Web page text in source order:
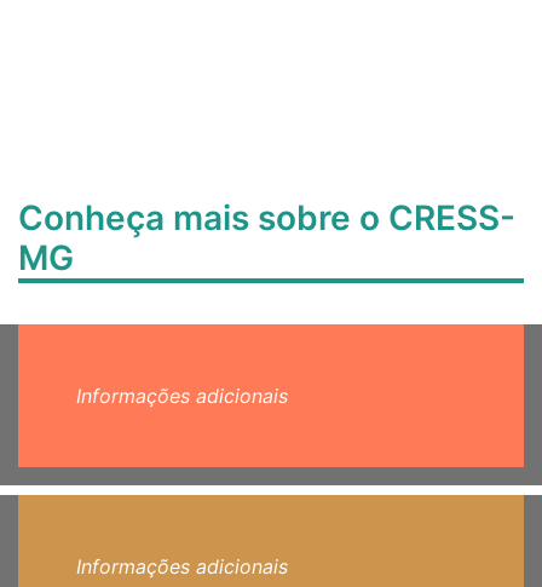
Conheça mais sobre o CRESS-
MG
Informações adicionais
Informações adicionais